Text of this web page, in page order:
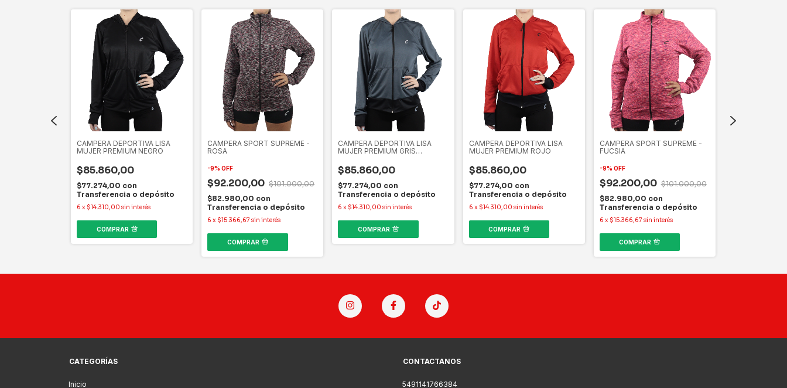
CAMPERA DEPORTIVA LISA
MUJER PREMIUM NEGRO
$85.860,00
$77.274,00 con
Transferencia o depósito
6 x $14.310,00 sin interés
COMPRAR
CAMPERA SPORT SUPREME -
ROSA
-9%OFF
$92.200,00 $101.000,00
$82.980,00 con
Transferencia o depósito
6 x $15.366,67 sin interés
COMPRAR
CAMPERA DEPORTIVA LISA
MUJER PREMIUM GRIS
$85.860,00
$77.274,00 con
Transferencia o depósito
6 x $14.310,00 sin interés
COMPRAR
CAMPERA DEPORTIVA LISA
MUJER PREMIUM ROJO
$85.860,00
$77.274,00 con
Transferencia o depósito
6 x $14.310,00 sin interés
COMPRAR
CAMPERA SPORT SUPREME -
FUCSIA
-9% OFF
$92.200,00 $101.000,00
$82.980,00 con
Transferencia o depósito
6 x $15.366,67 sin interés
COMPRAR
CATEGORÍAS
Inicio
CONTACTANOS
5491141766384